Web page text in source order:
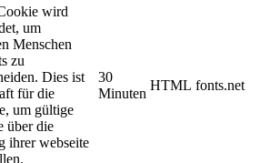
wird
um
Menschen
zu
Dies ist
für die
um gültige
über die
ihrer webseite
30
Minuten
HTML fonts.net